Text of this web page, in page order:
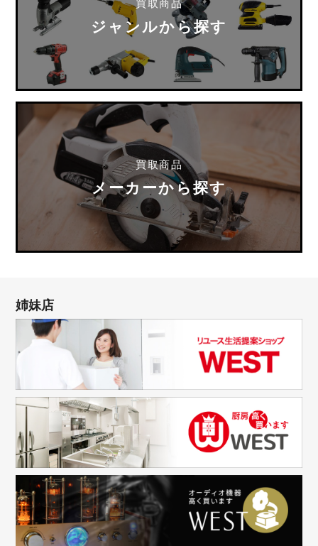
買取商品
ジャンルから探す
買取商品
メーカーから探す
姉妹店